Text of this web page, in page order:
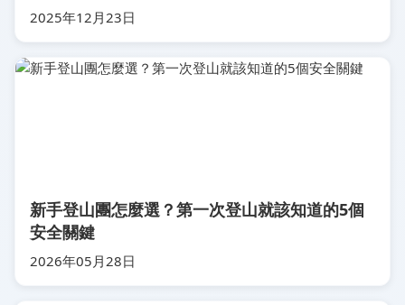
2025年12月23日
新手登山團怎麼選？第一次登山就該知道的5個
安全關鍵
2026年05月28日